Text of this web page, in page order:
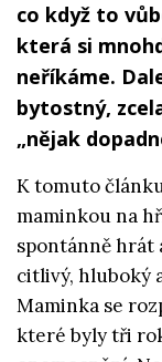
co když to
která si
neříkáme.
bytostný,
„nějak
K tomuto
maminkou na
spontánně hrát
citlivý, hluboký
Maminka se
které byly tři